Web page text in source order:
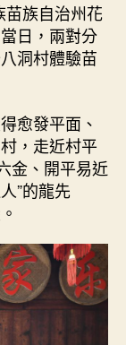
苗族自治州花
日，兩對分
洞村體驗苗
愈發平面、
，走近村平
金、開平易近
”的龍先